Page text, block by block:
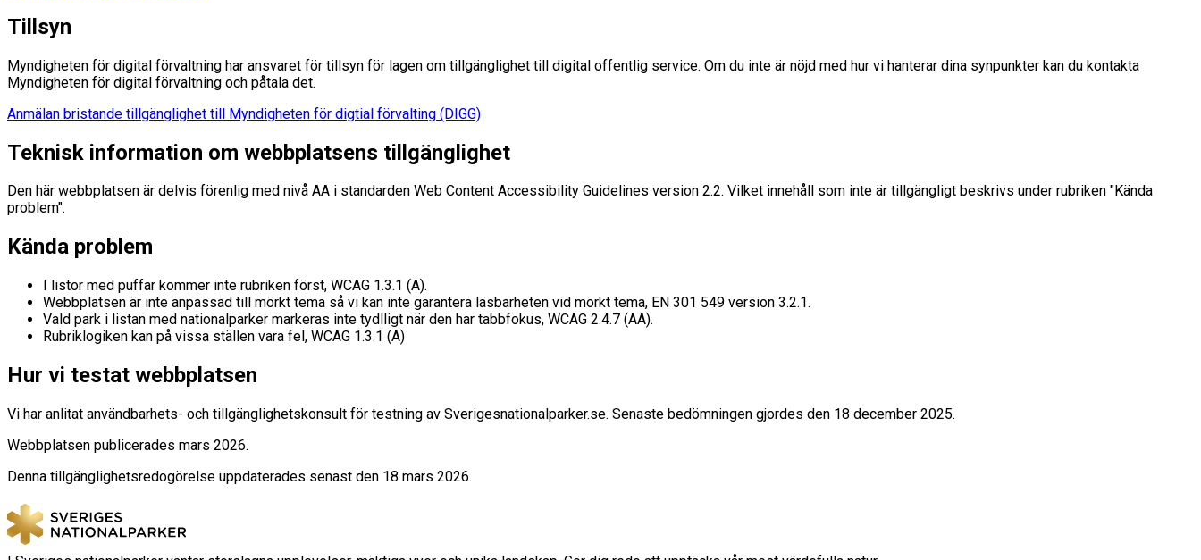
Tillsyn
Myndigheten för digital förvaltning har ansvaret för tillsyn för lagen om tillgänglighet till digital offentlig service. Om du inte är nöjd med hur vi hanterar dina synpunkter kan du kontakta
Myndigheten för digital förvaltning och påtala det.
Anmälan bristande tillgänglighet till Myndigheten för digtial förvalting (DIGG)
Teknisk information om webbplatsens tillgänglighet
Den här webbplatsen är delvis förenlig med nivå AA i standarden Web Content Accessibility Guidelines version 2.2. Vilket innehåll som inte är tillgängligt beskrivs under rubriken "Kända
problem".
Kända problem
I listor med puffar kommer inte rubriken först, WCAG 1.3.1 (A).
Webbplatsen är inte anpassad till mörkt tema så vi kan inte garantera läsbarheten vid mörkt tema, EN 301 549 version 3.2.1.
Vald park i listan med nationalparker markeras inte tydlligt när den har tabbfokus, WCAG 2.4.7 (AA).
Rubriklogiken kan på vissa ställen vara fel, WCAG 1.3.1 (A)
Hur vi testat webbplatsen
Vi har anlitat användbarhets- och tillgänglighetskonsult för testning av Sverigesnationalparker.se. Senaste bedömningen gjordes den 18 december 2025.
Webbplatsen publicerades mars 2026.
Denna tillgänglighetsredogörelse uppdaterades senast den 18 mars 2026.